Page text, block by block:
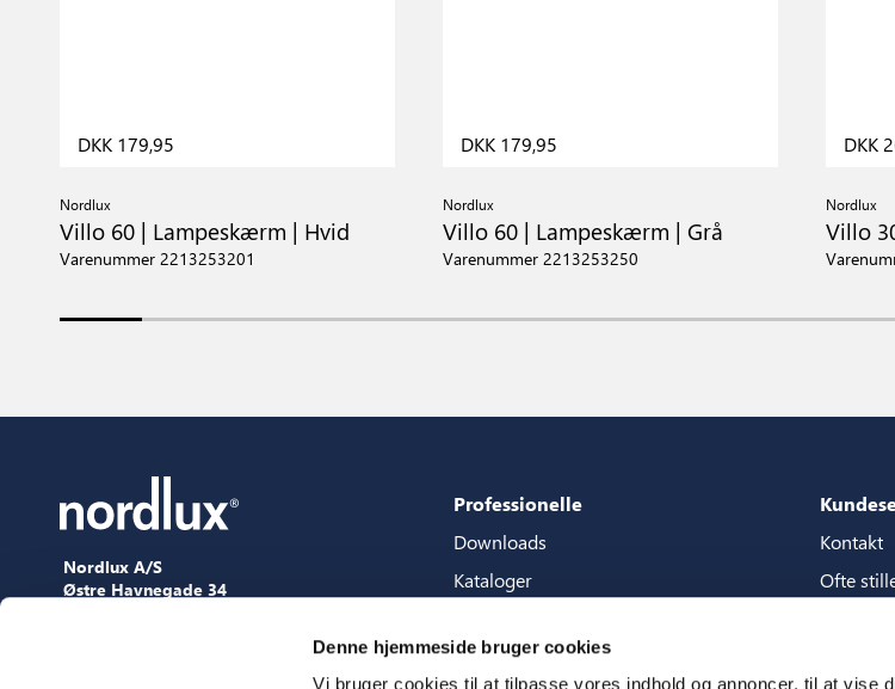
Denne hjemmeside bruger cookies
Vi bruger cookies til at tilpasse vores indhold og annoncer, til at vise
DKK 179,95
Nordlux
Villo 60 | Lampeskærm | Hvid
Varenummer 2213253201
DKK 179,95
Nordlux
Villo 60 | Lampeskærm | Grå
Varenummer 2213253250
DKK
Nordlux
Villo
Nordlux A/S
Østre Havnegade 34
Professionelle
Downloads
Kataloger
Guide til content store
Kontakt
Ofte